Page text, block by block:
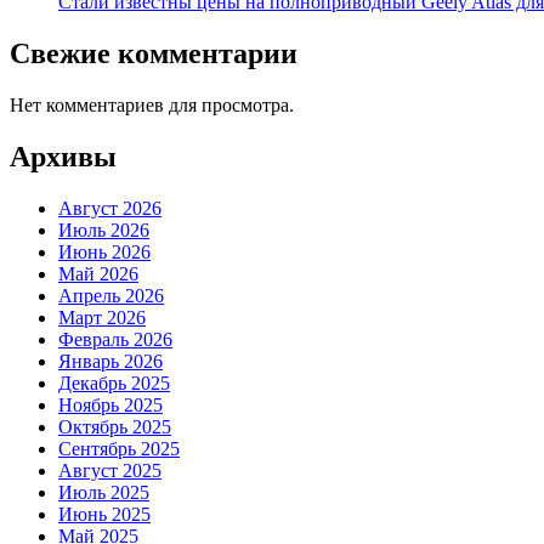
Свежие комментарии
Нет комментариев для просмотра.
Архивы
Август 2026
Июль 2026
Июнь 2026
Май 2026
Апрель 2026
Март 2026
Февраль 2026
Январь 2026
Декабрь 2025
Ноябрь 2025
Октябрь 2025
Сентябрь 2025
Август 2025
Июль 2025
Июнь 2025
Май 2025